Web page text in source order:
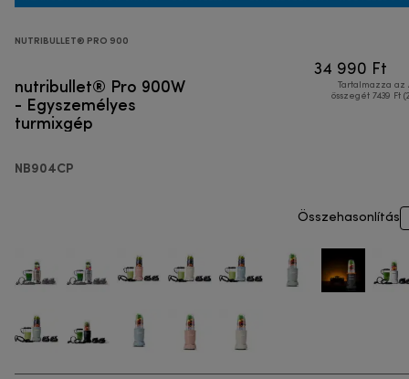
NUTRIBULLET® PRO 900
nutribullet® Pro 900W
- Egyszemélyes
turmixgép
NB904CP
34 990 Ft
Tartalmazza az
összegét 7439 Ft
Összehasonlítás